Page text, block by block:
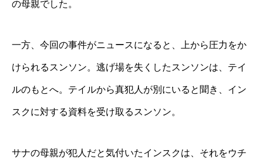
の母親でした。
一方、今回の事件がニュースになると、上から圧力をか
けられるスンソン。逃げ場を失くしたスンソンは、テイ
ルのもとへ。テイルから真犯人が別にいると聞き、イン
スクに対する資料を受け取るスンソン。
サナの母親が犯人だと気付いたインスクは、それをウチ